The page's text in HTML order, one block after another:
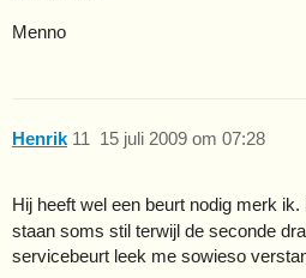
Menno
Henrik 15 juli 2009 om 07:28
11
Hij heeft wel een beurt nodig merk
staan soms stil terwijl de seconde
servicebeurt leek me sowieso